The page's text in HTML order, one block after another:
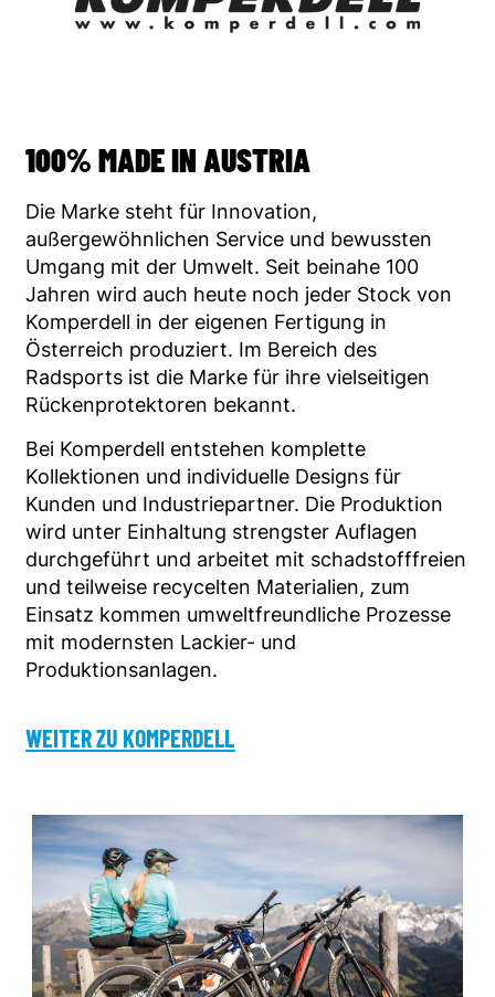
100% MADE IN AUSTRIA
Die Marke steht für Innovation,
außergewöhnlichen Service und bewussten
Umgang mit der Umwelt. Seit beinahe 100
Jahren wird auch heute noch jeder Stock von
Komperdell in der eigenen Fertigung in
Österreich produziert. Im Bereich des
Radsports ist die Marke für ihre vielseitigen
Rückenprotektoren bekannt.
Bei Komperdell entstehen komplette
Kollektionen und individuelle Designs für
Kunden und Industriepartner. Die Produktion
wird unter Einhaltung strengster Auflagen
durchgeführt und arbeitet mit schadstofffreien
und teilweise recycelten Materialien, zum
Einsatz kommen umweltfreundliche Prozesse
mit modernsten Lackier- und
Produktionsanlagen.
WEITER ZU KOMPERDELL